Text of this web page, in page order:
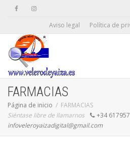
Aviso legal Política de
FARMACIAS
Página de inicio
FARMACIAS
Siéntase libre de llamarnos
+34
infoveleroyaizadigital@gmail.com